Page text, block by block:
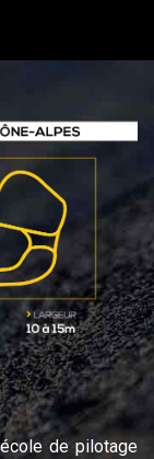
de pilotage